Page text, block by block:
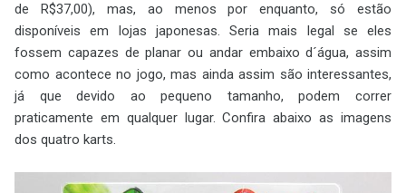
de R$37,00), mas, ao menos por enquanto, só estão
disponíveis em lojas japonesas. Seria mais legal se eles
fossem capazes de planar ou andar embaixo d´água, assim
como acontece no jogo, mas ainda assim são interessantes,
já que devido ao pequeno tamanho, podem correr
praticamente em qualquer lugar. Confira abaixo as imagens
dos quatro karts.